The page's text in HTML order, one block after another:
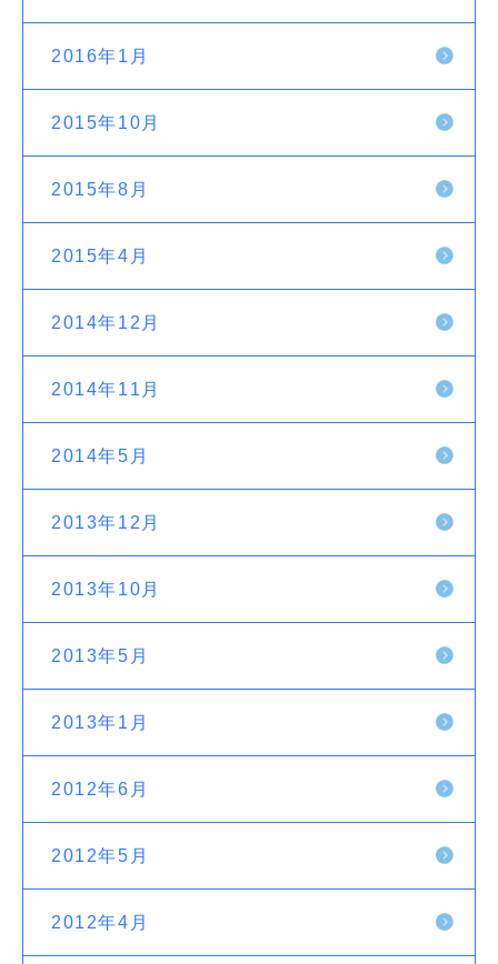
2016年1月
2015年10月
2015年8月
2015年4月
2014年12月
2014年11月
2014年5月
2013年12月
2013年10月
2013年5月
2013年1月
2012年6月
2012年5月
2012年4月